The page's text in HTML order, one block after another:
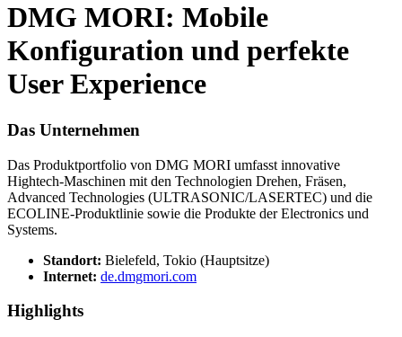
DMG MORI: Mobile
Konfiguration und perfekte
User Experience
Das Unternehmen
Das Produktportfolio von DMG MORI umfasst innovative
Hightech-Maschinen mit den Technologien Drehen, Fräsen,
Advanced Technologies (ULTRASONIC/LASERTEC) und die
ECOLINE-Produktlinie sowie die Produkte der Electronics und
Systems.
Standort: Bielefeld, Tokio (Hauptsitze)
Internet: de.dmgmori.com
Highlights